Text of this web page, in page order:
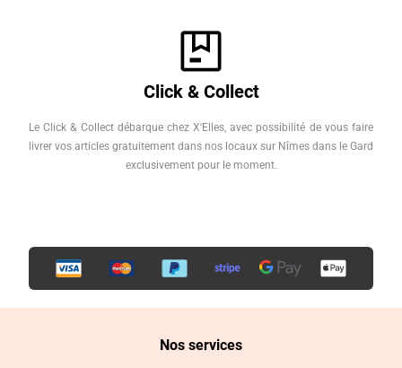
Click & Collect
Le Click & Collect débarque chez X'Elles, avec possibilité de vous faire
livrer vos articles gratuitement dans nos locaux sur Nîmes dans le Gard
exclusivement pour le moment.
Nos services